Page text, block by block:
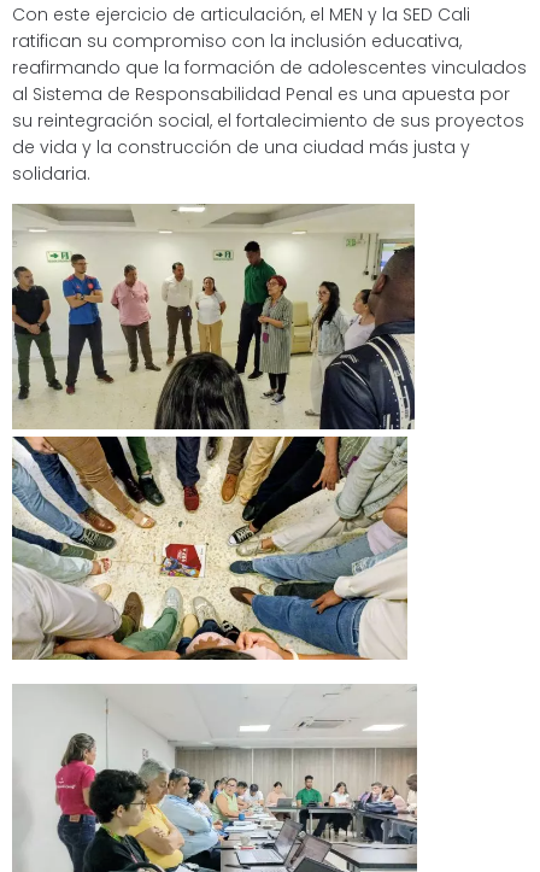
Con este ejercicio de articulación, el MEN y la SED Cali
ratifican su compromiso con la inclusión educativa,
reafirmando que la formación de adolescentes vinculados
al Sistema de Responsabilidad Penal es una apuesta por
su reintegración social, el fortalecimiento de sus proyectos
de vida y la construcción de una ciudad más justa y
solidaria.